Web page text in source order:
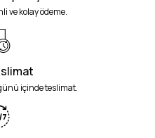
ve kolay ödeme.
içinde teslimat.